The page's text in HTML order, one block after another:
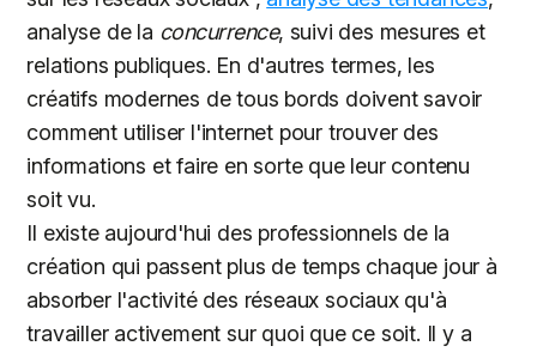
analyse de la concurrence, suivi des mesures et
relations publiques. En d'autres termes, les
créatifs modernes de tous bords doivent savoir
comment utiliser l'internet pour trouver des
informations et faire en sorte que leur contenu
soit vu.
Il existe aujourd'hui des professionnels de la
création qui passent plus de temps chaque jour à
absorber l'activité des réseaux sociaux qu'à
travailler activement sur quoi que ce soit. Il y a